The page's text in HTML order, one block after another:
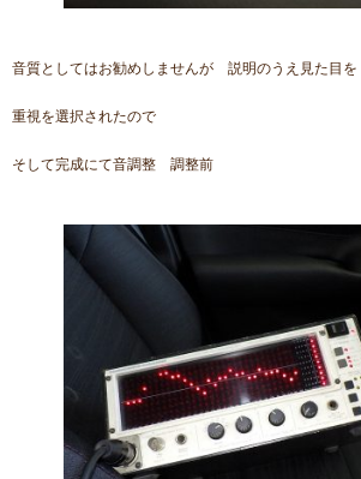
音質としてはお勧めしませんが 説明のうえ見た目を
重視を選択されたので
そして完成にて音調整 調整前